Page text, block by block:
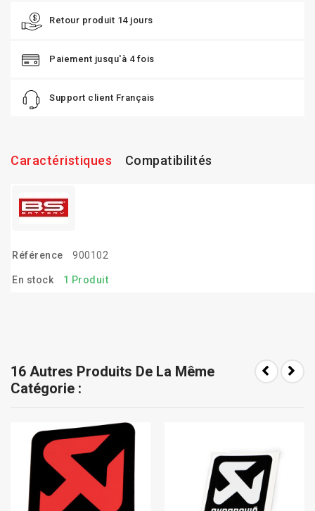
Retour produit 14 jours
Paiement jusqu'à 4 fois
Support client Français
Caractéristiques Compatibilités
Référence 900102
En stock 1 Produit
16 Autres Produits De La Même
Catégorie :